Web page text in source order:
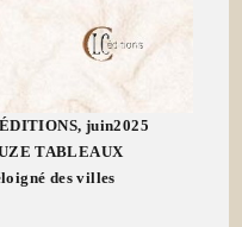
juin2025
TABLEAUX
des villes